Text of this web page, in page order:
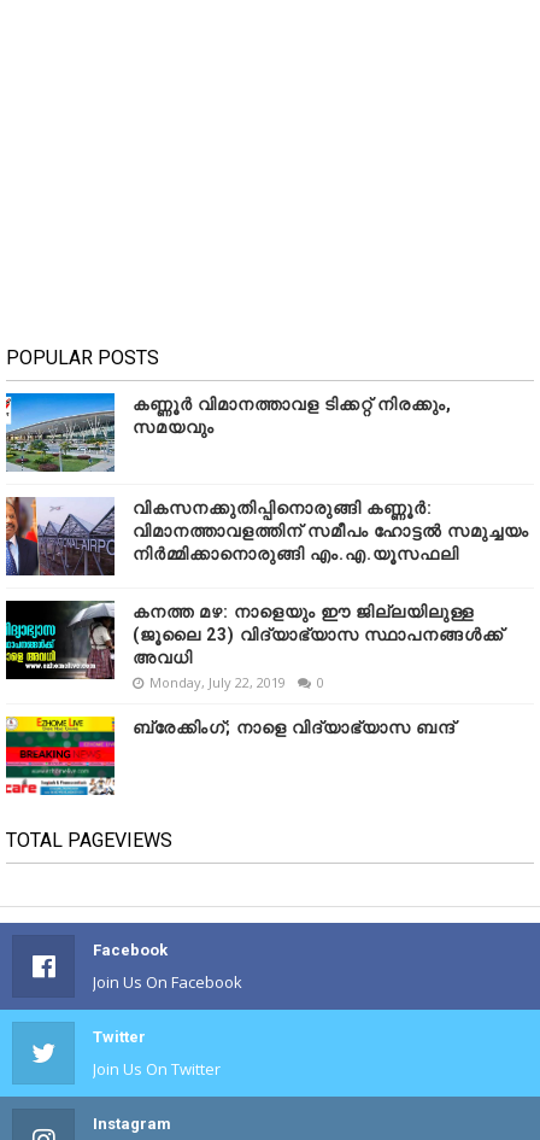
POPULAR POSTS
കണ്ണൂർ വിമാനത്താവള ടിക്കറ്റ് നിരക്കും,
സമയവും
വികസനക്കുതിപ്പിനൊരുങ്ങി കണ്ണൂർ:
വിമാനത്താവളത്തിന് സമീപം ഹോട്ടൽ സമുച്ചയം
നിർമ്മിക്കാനൊരുങ്ങി എം.എ.യൂസഫലി
കനത്ത മഴ: നാളെയും ഈ ജില്ലയിലുള്ള
(ജൂലൈ 23) വിദ്യാഭ്യാസ സ്ഥാപനങ്ങൾക്ക്
അവധി
Monday, July 22, 2019 0
ബ്രേക്കിംഗ്; നാളെ വിദ്യാഭ്യാസ ബന്ദ്
TOTAL PAGEVIEWS
Facebook
Join Us On Facebook
Twitter
Join Us On Twitter
Instagram